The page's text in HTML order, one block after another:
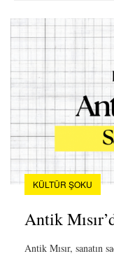
KÜLTÜR ŞOKU
Antik
Antik Mısır, sanatın